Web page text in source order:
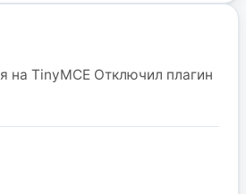
на TinyMCE Отключил плагин